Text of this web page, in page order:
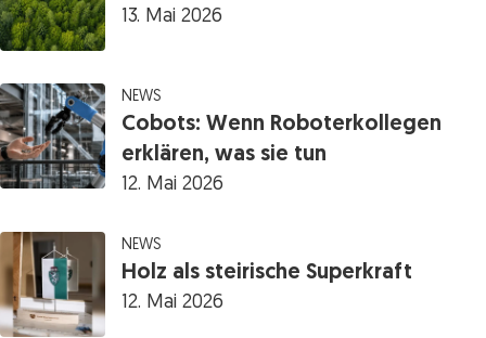
13. Mai 2026
NEWS
Cobots: Wenn Roboterkollegen
erklären, was sie tun
12. Mai 2026
NEWS
Holz als steirische Superkraft
12. Mai 2026